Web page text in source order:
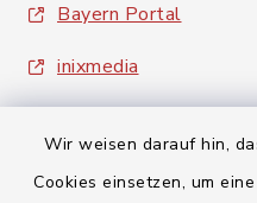
Wir weisen darauf hin,
Cookies einsetzen, um
Bayern Portal
inixmedia